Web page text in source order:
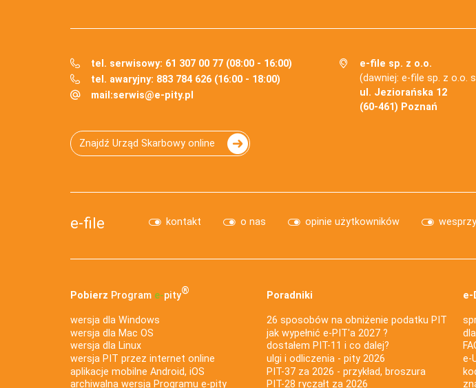
tel. serwisowy: 61 307 00 77 (08:00 - 16:00)
tel. awaryjny: 883 784 626 (16:00 - 18:00)
mail:serwis@e-pity.pl
e-file sp. z o.o.
(dawniej: e-file sp. z o.o.
ul. Jeziorańska 12
(60-461) Poznań
Znajdź Urząd Skarbowy online
e-file kontakt o nas opinie użytkowników
Pobierz Program e‑pity®
wersja dla Windows
wersja dla Mac OS
wersja dla Linux
wersja PIT przez internet online
aplikacje mobilne Android, iOS
archiwalna wersja Programu e-pity
Poradniki
26 sposobów na obniżenie podatku PIT
jak wypełnić e-PIT'a 2027 ?
dostałem PIT-11 i co dalej?
ulgi i odliczenia - pity 2026
PIT-37 za 2026 - przykład, broszura
PIT-28 ryczałt za 2026
e-
e-